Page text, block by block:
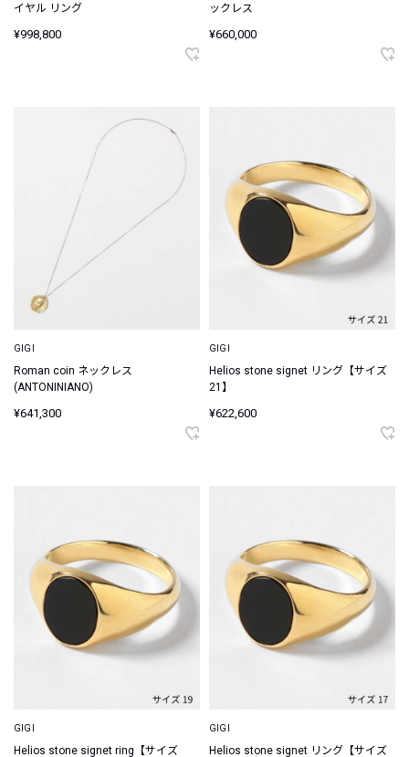
イヤル リング
¥998,800
ックレス
¥660,000
GIGI
Roman coin ネックレス
(ANTONINIANO)
¥641,300
GIGI
Helios stone signet リング【サイズ
21】
¥622,600
GIGI
Helios stone signet ring【サイズ
GIGI
Helios stone signet リング【サイズ